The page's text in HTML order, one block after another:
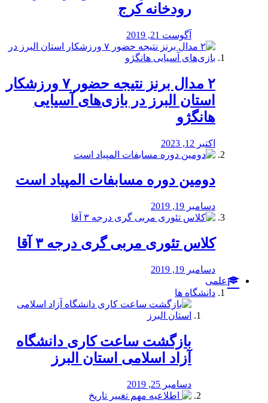
رودخانه کرج
آگوست 21, 2019
۲ مدال برنز نتیجه حضور ۷ ورزشکار
استان البرز در بازی‌های آسیایی
هانگژو
اکتبر 12, 2023
دومین دوره مسابفات المپیاد است
دسامبر 19, 2019
کلاس تئوری مربی گری درجه ۳ آقا
دسامبر 19, 2019
علمی
دانشگاه ها
بازگشت ساعت کاری دانشگاه
آزاد اسلامی استان البرز
دسامبر 25, 2019